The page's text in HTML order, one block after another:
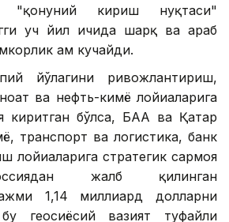
"қонуний кириш нуқтаси"
уч йил ичида шарқ ва араб
ҳам кучайди.
йўлагини ривожлантириш,
ва нефть-кимё лойиҳаларига
киритган бўлса, БАА ва Қатар
транспорт ва логистика, банк
лойиҳаларига стратегик сармоя
жалб қилинган
1,14 миллиард долларни
геосиёсий вазият туфайли